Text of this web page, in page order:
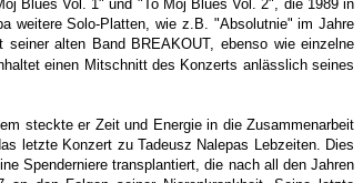
Blues Vol. 1" und "To Mój Blues Vol. 2", die 1989 in
weitere Solo-Platten, wie z.B. "Absolutnie" im Jahre
alten Band BREAKOUT, ebenso wie einzelne
einen Mitschnitt des Konzerts anlässlich seines
steckte er Zeit und Energie in die Zusammenarbeit
letzte Konzert zu Tadeusz Nalepas Lebzeiten. Dies
Spenderniere transplantiert, die nach all den Jahren